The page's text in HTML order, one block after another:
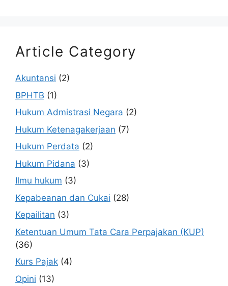
Article Category
Akuntansi (2)
BPHTB (1)
Hukum Admistrasi Negara (2)
Hukum Ketenagakerjaan (7)
Hukum Perdata (2)
Hukum Pidana (3)
Ilmu hukum (3)
Kepabeanan dan Cukai (28)
Kepailitan (3)
Ketentuan Umum Tata Cara Perpajakan (KUP)
(36)
Kurs Pajak (4)
Opini (13)